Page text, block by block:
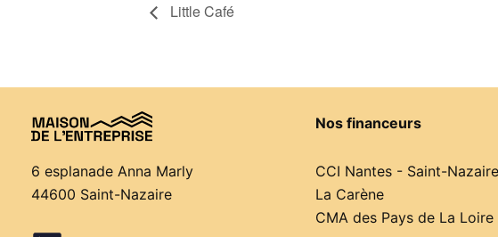
Little Café
6 esplanade Anna Marly
44600 Saint-Nazaire
Nos financeurs
CCI Nantes - Saint-Nazaire
La Carène
CMA des Pays de La Loire